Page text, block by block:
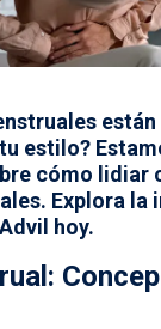
están
estilo?
cómo lidiar
Explora la
hoy.